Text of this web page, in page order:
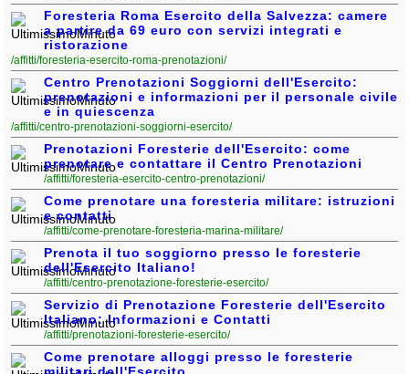
Foresteria Roma Esercito della Salvezza: camere
a partire da 69 euro con servizi integrati e
ristorazione
/affitti/foresteria-esercito-roma-prenotazioni/
Centro Prenotazioni Soggiorni dell'Esercito:
prenotazioni e informazioni per il personale civile
e in quiescenza
/affitti/centro-prenotazioni-soggiorni-esercito/
Prenotazioni Foresterie dell'Esercito: come
prenotare e contattare il Centro Prenotazioni
/affitti/foresteria-esercito-centro-prenotazioni/
Come prenotare una foresteria militare: istruzioni
e contatti
/affitti/come-prenotare-foresteria-marina-militare/
Prenota il tuo soggiorno presso le foresterie
dell'Esercito Italiano!
/affitti/centro-prenotazione-foresterie-esercito/
Servizio di Prenotazione Foresterie dell'Esercito
Italiano: Informazioni e Contatti
/affitti/prenotazioni-foresterie-esercito/
Come prenotare alloggi presso le foresterie
militari dell'Esercito